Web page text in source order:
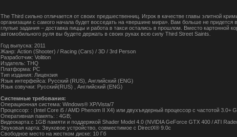
The Third сильно отличается от своих предшественниц. Игрок в качестве главы элитной
организации с самого начала будет восседать на «вершине мира». Вам больше не придется
глупые задания – доставка пиццы и работа в такси остались в прошлом. Вместо картонной
автомобильного руля вы будете держать в своих руках всю силу Third Street Saints.
Год выпуска: 2011
Жанр: Action (Shooter) / Racing (Cars) / 3D / 3rd Person
Разработчик: Volition
Издатель: THQ
Платформа: PC
Тип издания: Лицензия
Язык интерфейса: Русский (RUS), Английский (ENG)
Язык озвучки: Русский(RUS) , Английский (ENG)
Cистемные требования:
Операционная система: Windows® XP/Vista/7
Процессор: : (Intel Core i5 / AMD Phenom II X4) или двухъядерный процессор с частотой 3.0+
Оперативная память: : 4GB;
Видеокарта:с 1GB памяти и поддержкой Shader Model 4.0 (NVIDIA GeForce GTX 400 / ATI
Звуковая карта: Звуковое устройство, совместимое с DirectX® 9.0с
Свободное место на жестком диске: 10 Гб